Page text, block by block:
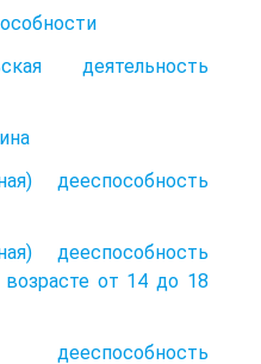
деятельность
дееспособность
дееспособность
от 14 до 18